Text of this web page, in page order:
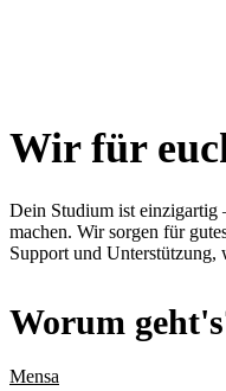
Wir für
Dein Studium ist einzigartig
machen. Wir sorgen für
Support und Unterstützung,
Worum
Mensa